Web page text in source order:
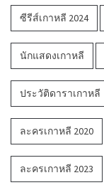
ซีรีส์เกาหลี 2024
นักแสดงเกาหลี
ประวัติดาราเกาหลี
ละครเกาหลี 2020
ละครเกาหลี 2023